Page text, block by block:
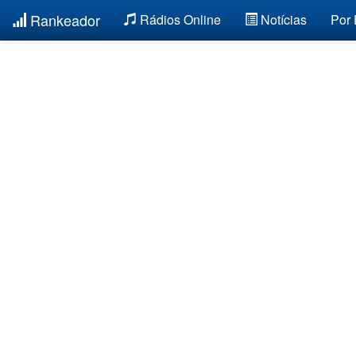
Rankeador Rádios Online Notícias Por